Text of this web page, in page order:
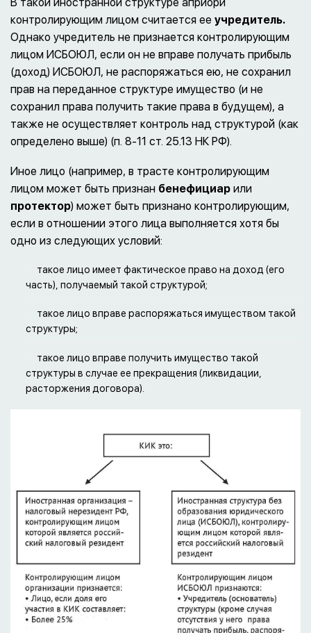
контролирующим лицом считается ее учредитель.
Однако учредитель не признается контролирующим
лицом ИСБОЮЛ, если он не вправе получать прибыль
(доход) ИСБОЮЛ, не распоряжаться ею, не сохранил
прав на переданное структуре имущество (и не
сохранил права получить такие права в будущем), а
также не осуществляет контроль над структурой (как
определено выше) (п. 8-11 ст. 25.13 НК РФ).
Иное лицо (например, в трасте контролирующим
лицом может быть признан бенефициар или
протектор) может быть признано контролирующим,
если в отношении этого лица выполняется хотя бы
одно из следующих условий:
такое лицо имеет фактическое право на доход (его
часть), получаемый такой структурой;
такое лицо вправе распоряжаться имуществом такой
структуры;
такое лицо вправе получить имущество такой
структуры в случае ее прекращения (ликвидации,
расторжения договора).